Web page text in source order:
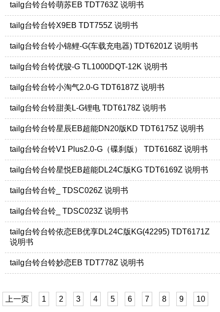
tailg台铃台铃萌苏EB TDT763Z 说明书
tailg台铃台铃X9EB TDT755Z 说明书
tailg台铃台铃小锦鲤-G(车载充电器) TDT6201Z 说明书
tailg台铃台铃优骏-G TL1000DQT-12K 说明书
tailg台铃台铃小淘气2.0-G TDT6187Z 说明书
tailg台铃台铃甜美L-G锂电 TDT6178Z 说明书
tailg台铃台铃星辰EB超能DN20版KD TDT6175Z 说明书
tailg台铃台铃V1 Plus2.0-G（碟刹版） TDT6168Z 说明书
tailg台铃台铃星悦EB超能DL24C版KG TDT6169Z 说明书
tailg台铃台铃_ TDSC026Z 说明书
tailg台铃台铃_ TDSC023Z 说明书
tailg台铃台铃依恋EB优享DL24C版KG(42295) TDT6171Z
说明书
tailg台铃台铃妙恋EB TDT778Z 说明书
上一页 1 2 3 4 5 6 7 8 9 10